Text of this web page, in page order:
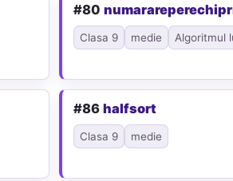
#80
Clasa 9 medie Algoritmul
#86 halfsort
Clasa 9 medie